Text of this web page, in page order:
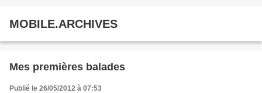
MOBILE.ARCHIVES
Mes premières balades
Publié le 26/05/2012 à 07:53